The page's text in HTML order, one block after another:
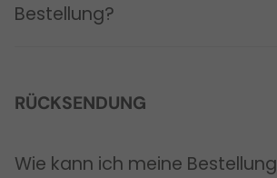
Bestellung?
RÜCKSENDUNG
Wie kann ich meine Bestellung